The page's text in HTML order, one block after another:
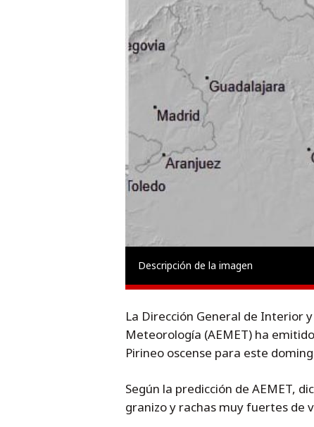
Descripción de la imagen
La Dirección General de Interior
Meteorología (AEMET) ha
Pirineo oscense para este
Según la predicción de AEMET,
granizo y rachas muy fuertes de